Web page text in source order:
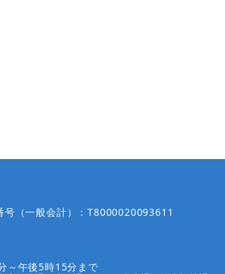
号（一般会計）：T8000020093611
～午後5時15分まで